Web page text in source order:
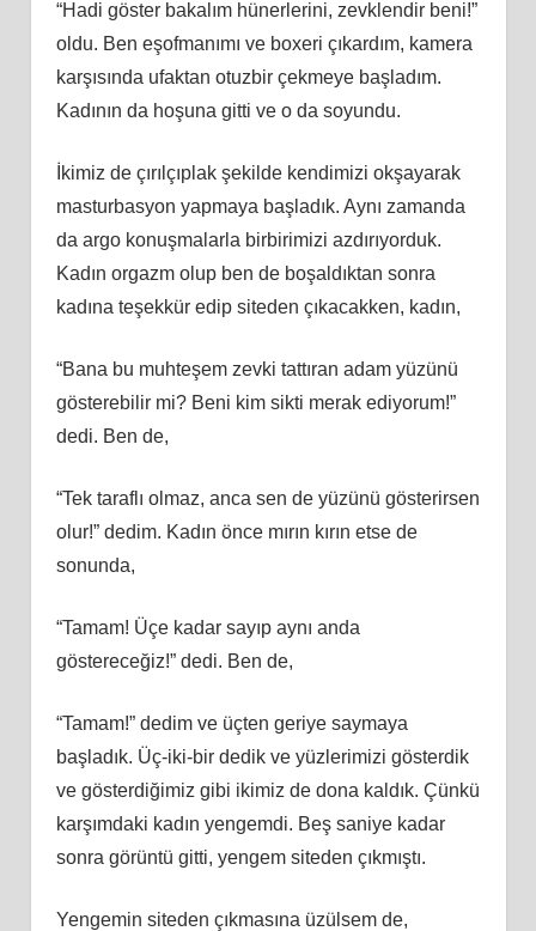
“Hadi göster bakalım hünerlerini, zevklendir beni!”
oldu. Ben eşofmanımı ve boxeri çıkardım, kamera
karşısında ufaktan otuzbir çekmeye başladım.
Kadının da hoşuna gitti ve o da soyundu.
İkimiz de çırılçıplak şekilde kendimizi okşayarak
masturbasyon yapmaya başladık. Aynı zamanda
da argo konuşmalarla birbirimizi azdırıyorduk.
Kadın orgazm olup ben de boşaldıktan sonra
kadına teşekkür edip siteden çıkacakken, kadın,
“Bana bu muhteşem zevki tattıran adam yüzünü
gösterebilir mi? Beni kim sikti merak ediyorum!”
dedi. Ben de,
“Tek taraflı olmaz, anca sen de yüzünü gösterirsen
olur!” dedim. Kadın önce mırın kırın etse de
sonunda,
“Tamam! Üçe kadar sayıp aynı anda
göstereceğiz!” dedi. Ben de,
“Tamam!” dedim ve üçten geriye saymaya
başladık. Üç-iki-bir dedik ve yüzlerimizi gösterdik
ve gösterdiğimiz gibi ikimiz de dona kaldık. Çünkü
karşımdaki kadın yengemdi. Beş saniye kadar
sonra görüntü gitti, yengem siteden çıkmıştı.
Yengemin siteden çıkmasına üzülsem de,